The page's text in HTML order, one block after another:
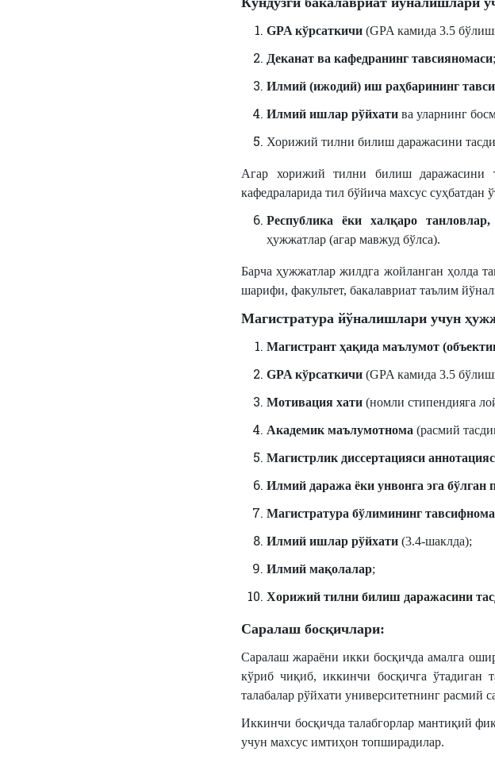
GPA кўрсаткичи (GPA камида 3.5
Деканат ва кафедранинг тавсияномаси;
Илмий (ижодий) иш раҳбарининг
Илмий ишлар рўйхати ва уларнинг
Хорижий тилни билиш даражасини
Агар хорижий тилни билиш даражасини
кафедраларида тил бўйича махсус
Республика ёки халқаро
ҳужжатлар (агар мавжуд бўлса).
Барча ҳужжатлар жилдга жойланган ҳолда
шарифи, факультет, бакалавриат таълим
Магистратура йўналишлари учун
Магистрант ҳақида маълумот
GPA кўрсаткичи (GPA камида 3.5
Мотивация хати (номли стипендияга
Академик маълумотнома (расмий
Магистрлик диссертацияси
Илмий даража ёки унвонга эга бўлган
Магистратура бўлимининг
Илмий ишлар рўйхати (3.4-шаклда);
Илмий мақолалар;
Хорижий тилни билиш даражасини
Саралаш босқичлари:
Саралаш жараёни икки босқичда амалга
кўриб чиқиб, иккинчи босқичга ўтадиган
талабалар рўйхати университетнинг расмий
Иккинчи босқичда талабгорлар мантиқий
учун махсус имтиҳон топширадилар.